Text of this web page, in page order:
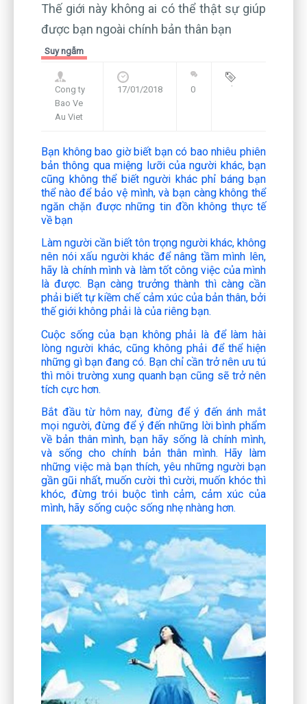
Thế giới này không ai có thể thật sự giúp
được bạn ngoài chính bản thân bạn
Suy ngẫm
Cong ty
Bao Ve
Au Viet
17/01/2018 0 Blog
Bạn không bao giờ biết bạn có bao nhiêu phiên
bản thông qua miệng lưỡi của người khác, bạn
cũng không thể biết người khác phỉ báng bạn
thể nào để bảo vệ mình, và bạn càng không thể
ngăn chặn được những tin đồn không thực tế
về bạn
Làm người cần biết tôn trọng người khác, không
nên nói xấu người khác để nâng tầm mình lên,
hãy là chính mình và làm tốt công việc của mình
là được. Bạn càng trưởng thành thì càng cần
phải biết tự kiềm chế cảm xúc của bản thân, bởi
thế giới không phải là của riêng bạn.
Cuộc sống của bạn không phải là để làm hài
lòng người khác, cũng không phải để thể hiện
những gì bạn đang có. Bạn chỉ cần trở nên ưu tú
thì môi trường xung quanh bạn cũng sẽ trở nên
tích cực hơn.
Bắt đầu từ hôm nay, đừng để ý đến ánh mắt
mọi người, đừng để ý đến những lời bình phẩm
về bản thân mình, bạn hãy sống là chính mình,
và sống cho chính bản thân mình. Hãy làm
những việc mà bạn thích, yêu những người bạn
gần gũi nhất, muốn cười thì cười, muốn khóc thì
khóc, đừng trói buộc tình cảm, cảm xúc của
mình, hãy sống cuộc sống nhẹ nhàng hơn.